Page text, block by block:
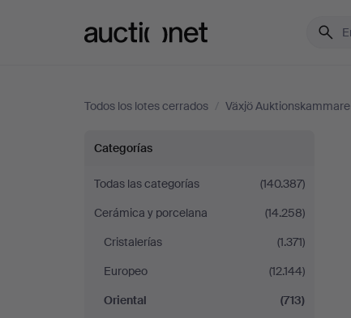
Todos los lotes cerrados / Växjö Auktionskammare
Oriental
en
Växjö
Auktionskammare
Categorías
Todas las categorías
(140.387)
Cerámica y porcelana
(14.258)
Cristalerías
(1.371)
Europeo
(12.144)
Oriental
(713)